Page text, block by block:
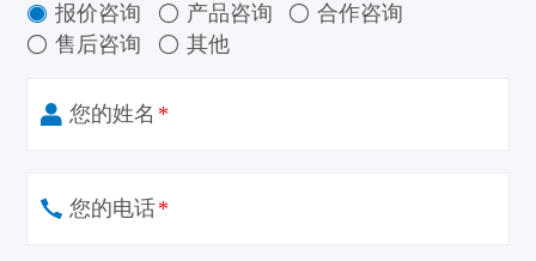
 报价咨询  产品咨询  合作咨询
 售后咨询  其他
您的姓名 *
您的电话*